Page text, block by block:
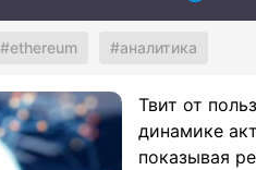
ethereum аналитика
Твит от
динамике
показывая